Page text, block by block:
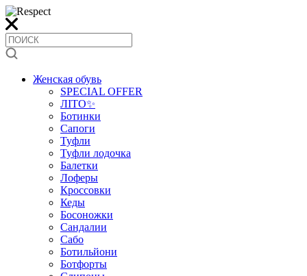
Женская обувь
SPECIAL OFFER
ЛІТО✨
Ботинки
Сапоги
Туфли
Туфли лодочка
Балетки
Лоферы
Кроссовки
Кеды
Босоножки
Сандалии
Сабо
Ботильйони
Ботфорты